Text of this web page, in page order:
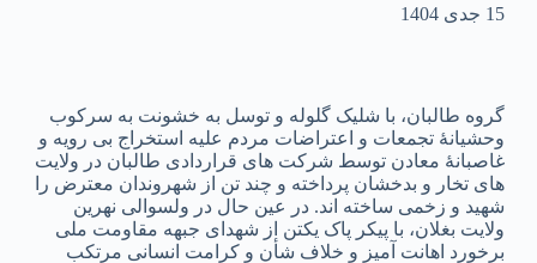
15 جدی 1404
گروه طالبان، با شلیک گلوله و توسل به خشونت به سرکوب
وحشیانۀ تجمعات و اعتراضات مردم علیه استخراج بی رویه و
غاصبانۀ معادن توسط شرکت های قراردادی طالبان در ولایت
های تخار و بدخشان پرداخته و چند تن از شهروندان معترض را
شهید و زخمی ساخته اند. در عین حال در ولسوالی نهرین
ولایت بغلان، با پیکر پاک یکتن از شهدای جبهه مقاومت ملی
برخورد اهانت آمیز و خلاف شأن و کرامت انسانی مرتکب